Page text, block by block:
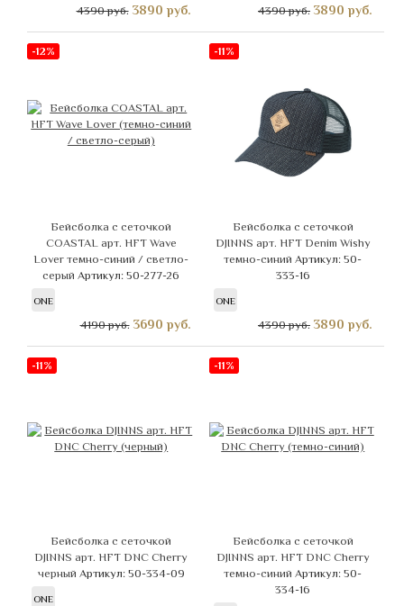
4390 руб. 3890 руб. 4390 руб. 3890 руб.
-12%
Бейсболка с сеточкой
COASTAL арт. HFT Wave
Lover темно-синий / светло-
серыйАртикул: 50-277-26
ONE
4190 руб. 3690 руб.
-11%
Бейсболка с сеточкой
DJINNS арт. HFT Denim Wishy
темно-синийАртикул: 50-
333-16
ONE
4390 руб. 3890 руб.
-11%
Бейсболка с сеточкой
DJINNS арт. HFT DNC Cherry
черный Артикул: 50-334-09
ONE
-11%
Бейсболка с сеточкой
DJINNS арт. HFT DNC Cherry
темно-синийАртикул: 50-
334-16